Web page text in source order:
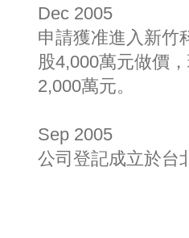
Dec 2005
申請獲准進入新竹
股4,000萬元做價
2,000萬元。
Sep 2005
公司登記成立於台